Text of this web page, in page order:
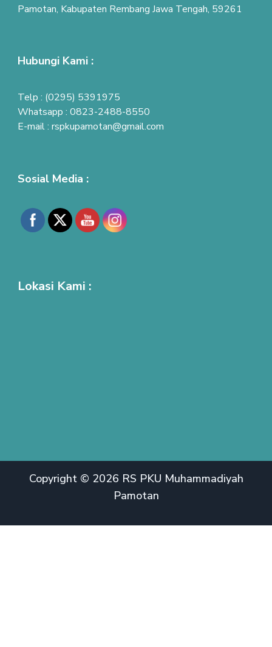
Pamotan, Kabupaten Rembang Jawa Tengah, 59261
Hubungi Kami :
Telp : (0295) 5391975
Whatsapp : 0823-2488-8550
E-mail : rspkupamotan@gmail.com
Sosial Media :
Lokasi Kami :
Copyright © 2026 RS PKU Muhammadiyah
Pamotan